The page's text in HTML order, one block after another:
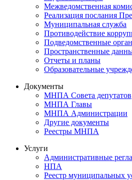
Межведомственная
Реализация послания
Муниципальная служба
Противодействие
Подведомственные
Пространственные
Отчеты и планы
Образовательные
Документы
МНПА Совета депутатов
МНПА Главы
МНПА Администрации
Другие документы
Реестры МНПА
Услуги
Административные
НПА
Реестр муниципальных